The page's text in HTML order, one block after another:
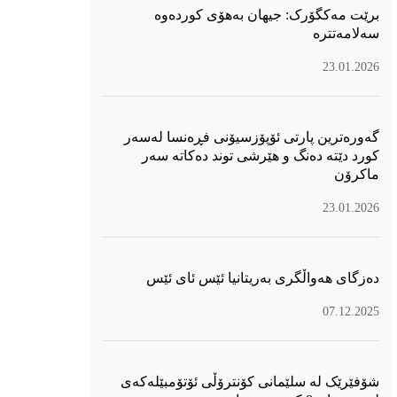
برێت مەکگۆرک: جیهان بەهۆی کوردەوە
سەلامەتترە
23.01.2026
گەورەترین پارتی ئۆپۆزسیۆنی فڕەنسا لەسەر
كورد دێتە دەنگ و هێرشی توند دەكاتە سەر
ماكرۆن
23.01.2026
دەزگای هەواڵگری بەریتانیا ئێس ئای ئێس
07.12.2025
شۆفێرێک لە سلێمانی کۆنترۆڵی ئۆتۆمبێلەکەی